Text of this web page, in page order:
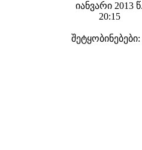
იანვარი 2013
20:15
შეტყობინებები: